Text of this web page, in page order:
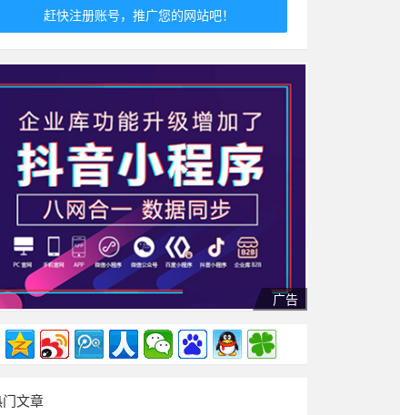
赶快注册账号，推广您的网站吧！
文章